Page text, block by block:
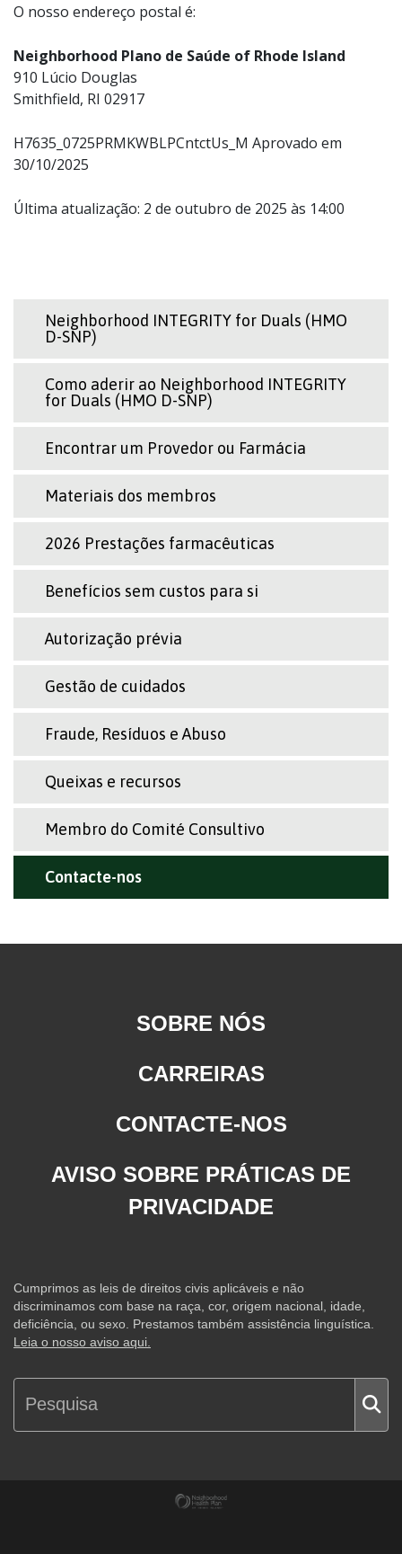
O nosso endereço postal é:
Neighborhood Plano de Saúde of Rhode Island
910 Lúcio Douglas
Smithfield, RI 02917
H7635_0725PRMKWBLPCntctUs_M Aprovado em
30/10/2025
Última atualização: 2 de outubro de 2025 às 14:00
Neighborhood INTEGRITY for Duals (HMO
D-SNP)
Como aderir ao Neighborhood INTEGRITY
for Duals (HMO D-SNP)
Encontrar um Provedor ou Farmácia
Materiais dos membros
2026 Prestações farmacêuticas
Benefícios sem custos para si
Autorização prévia
Gestão de cuidados
Fraude, Resíduos e Abuso
Queixas e recursos
Membro do Comité Consultivo
Contacte-nos
SOBRE NÓS
CARREIRAS
CONTACTE-NOS
AVISO SOBRE PRÁTICAS DE
PRIVACIDADE
Cumprimos as leis de direitos civis aplicáveis e não
discriminamos com base na raça, cor, origem nacional, idade,
deficiência, ou sexo. Prestamos também assistência linguística.
Leia o nosso aviso aqui.